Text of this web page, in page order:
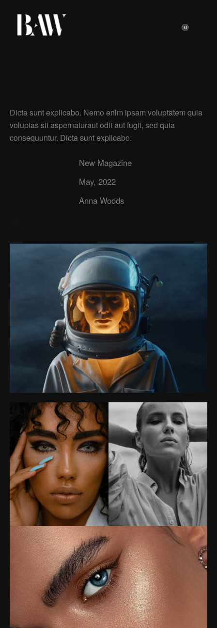
0
Dicta sunt explicabo. Nemo enim ipsam voluptatem quia
voluptas sit aspernaturaut odit aut fugit, sed quia
consequuntur. Dicta sunt explicabo.
New Magazine
May, 2022
Anna Woods